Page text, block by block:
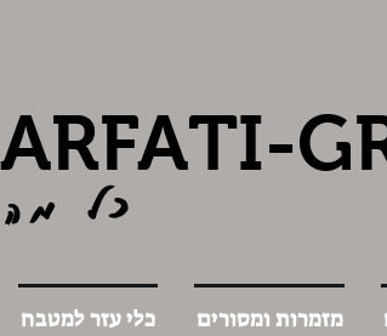
כל
מזמרות ומסורים כלי עזר למטבח